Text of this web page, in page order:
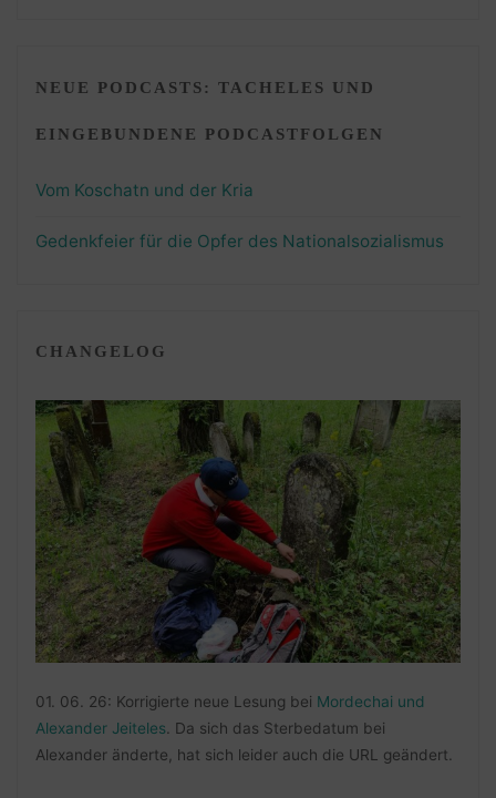
NEUE PODCASTS: TACHELES UND
EINGEBUNDENE PODCASTFOLGEN
Vom Koschatn und der Kria
Gedenkfeier für die Opfer des Nationalsozialismus
CHANGELOG
01. 06. 26: Korrigierte neue Lesung bei Mordechai und
Alexander Jeiteles. Da sich das Sterbedatum bei
Alexander änderte, hat sich leider auch die URL geändert.